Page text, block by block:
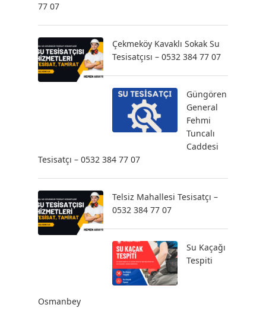
77 07
Çekmeköy Kavaklı Sokak Su
Tesisatçısı – 0532 384 77 07
Güngören
General
Fehmi
Tuncalı
Caddesi
Tesisatçı – 0532 384 77 07
Telsiz Mahallesi Tesisatçı –
0532 384 77 07
Su Kaçağı
Tespiti
Osmanbey